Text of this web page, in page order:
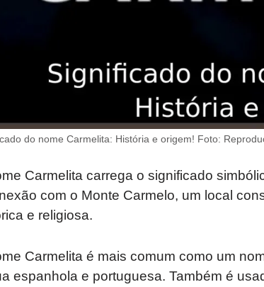
do nome Carmelita: História e origem! Foto:
Carmelita carrega o significado
com o Monte Carmelo, um local
e religiosa.
Carmelita é mais comum como um
espanhola e portuguesa. Também é